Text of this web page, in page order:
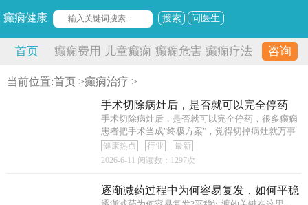
癫痫健康 搜索 问医生
首页 癫痫费用 儿童癫痫 癫痫危害 癫痫疗法 咨询
当前位置:首页 >癫痫治疗 >
手术切除病灶后，是否就可以完全停药
手术切除病灶后，是否就可以完全停药，很多癫痫
患者把手术当成"终极方案"，觉得切掉病灶就万事
大吉，
健康热点 行业
最新
2026-6-11 阅读数：1297次
逐渐减药过程中为何容易复发，如何平稳